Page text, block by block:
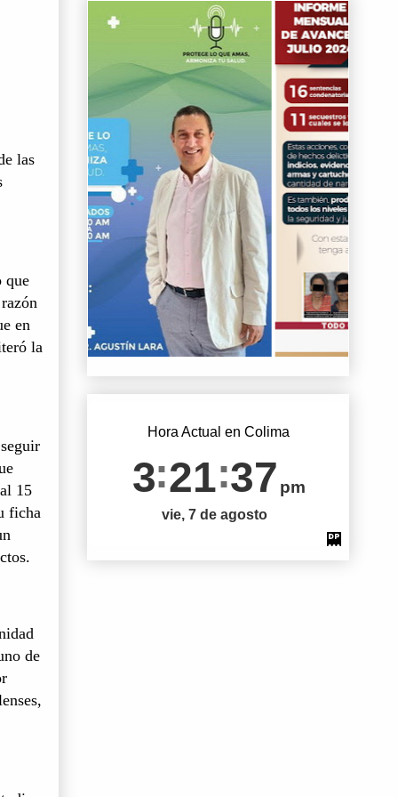
las
que
en
la
15
ficha
de
Hora Actual en Colima
3 21 38 pm
vie, 7 de agosto